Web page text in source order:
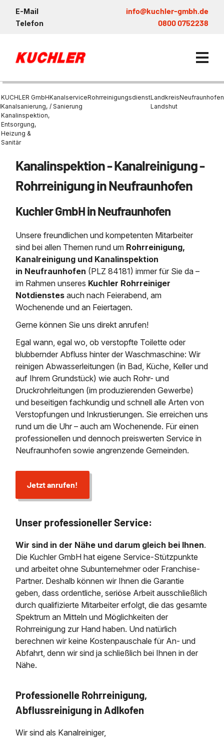
E-Mail info@kuchler-gmbh.de
Telefon 0800 0752238
Kanalservice / Sanierung
Großprofilsanierung
Schachtsanierung
GFK - Schachtliner
Kanalreinigung
Kanalinspektion
Grubenentleerung
24h Notdienst
Wasserhaltung
Dükerreinigung
Entsorgung
Bohrschlamm
Entsorgung von
Behandlungsanlage
Entleerung und Reinigung
Regenrückhaltebecken
Grubenentleerung und
Sickerschacht Reinigung
Abfallzwischenlager
Austausch von
Schießstandsanierung -
Geschosssandfang
Mobile Schlamm-
Wartung und Vollservice
Prüfung &
Sanierung von
Fettabscheider
Entsorgung
Saugbagger / Luftförderanlage
Be- und Entkiesen von
Entleerung von
Entleerung und
Saugbagger für Tiefbau
Saugbagger und Pumpen
Fermenter-Entleerung
Regenrückhaltebecken
Entschlammung
etc.
Weitere Services mit
Heizung / Sanitär
Wärmepumpen Zentrum
Brückenentwässerung
Tiefbau
Nachhaltigkeit & Umwelt
Referenzen
News & Aktuelles
Zertifikate /
Stellenangebote
Kontakt
KUCHLER GmbH
Kanalsanierung,
Kanalinspektion,
Entsorgung,
Heizung &
Sanitär
Kanalservice
/ Sanierung
RohrreinigungsdienstLandkreis
Landshut
Neufraunhofen
Kanalinspektion - Kanalreinigung -
Rohrreinigung in Neufraunhofen
Kuchler GmbH in Neufraunhofen
Unsere freundlichen und kompetenten Mitarbeiter
sind bei allen Themen rund um Rohrreinigung,
Kanalreinigung und Kanalinspektion
in Neufraunhofen (PLZ 84181) immer für Sie da –
im Rahmen unseres Kuchler Rohrreiniger
Notdienstes auch nach Feierabend, am
Wochenende und an Feiertagen.
Gerne können Sie uns direkt anrufen!
Egal wann, egal wo, ob verstopfte Toilette oder
blubbernder Abfluss hinter der Waschmaschine: Wir
reinigen Abwasserleitungen (in Bad, Küche, Keller und
auf Ihrem Grundstück) wie auch Rohr- und
Druckrohrleitungen (im produzierenden Gewerbe)
und beseitigen fachkundig und schnell alle Arten von
Verstopfungen und Inkrustierungen. Sie erreichen uns
rund um die Uhr – auch am Wochenende. Für einen
professionellen und dennoch preiswerten Service in
Neufraunhofen sowie angrenzende Gemeinden.
Jetzt anrufen!
Unser professioneller Service:
Wir sind in der Nähe und darum gleich bei Ihnen.
Die Kuchler GmbH hat eigene Service-Stützpunkte
und arbeitet ohne Subunternehmer oder Franchise-
Partner. Deshalb können wir Ihnen die Garantie
geben, dass ordentliche, seriöse Arbeit ausschließlich
durch qualifizierte Mitarbeiter erfolgt, die das gesamte
Spektrum an Mitteln und Möglichkeiten der
Rohrreinigung zur Hand haben. Und natürlich
berechnen wir keine Kostenpauschale für An- und
Abfahrt, denn wir sind ja schließlich bei Ihnen in der
Nähe.
Professionelle Rohrreinigung,
Abflussreinigung in Adlkofen
Wir sind als Kanalreiniger,